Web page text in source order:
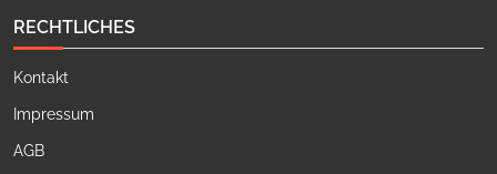
RECHTLICHES
Kontakt
Impressum
AGB